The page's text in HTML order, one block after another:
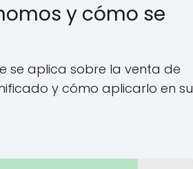
y cómo se
se aplica sobre la venta de
y cómo aplicarlo en su